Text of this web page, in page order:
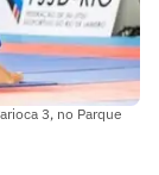
3, no Parque